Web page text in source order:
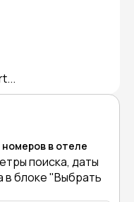
в отеле
поиска, даты
в блоке "Выбрать